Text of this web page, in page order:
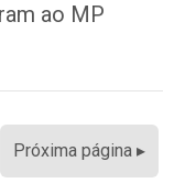
ao MP
Próxima página ▸